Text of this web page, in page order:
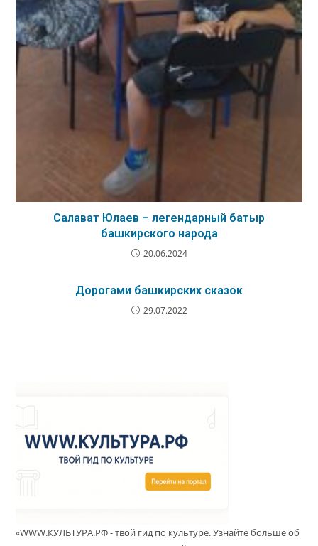
Салават Юлаев – легендарный батыр
башкирского народа
20.06.2024
Дорогами башкирских сказок
29.07.2022
«WWW.КУЛЬТУРА.РФ - твой гид по культуре. Узнайте больше об